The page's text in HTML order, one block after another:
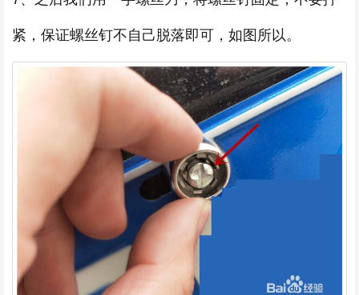
紧，保证螺丝钉不自己脱落即可，如图所以。